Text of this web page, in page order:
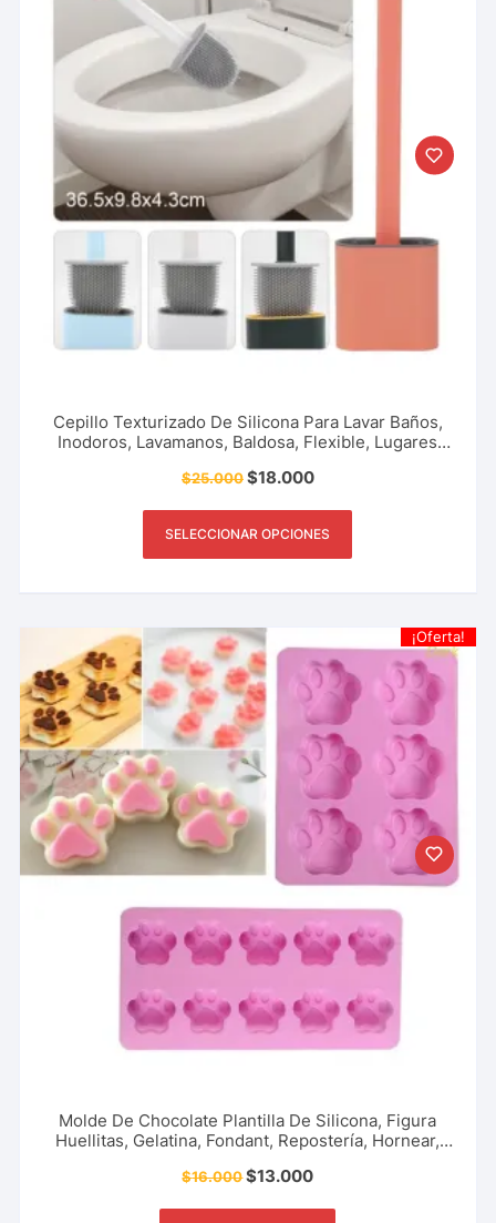
Cepillo Texturizado De Silicona Para Lavar Baños,
Inodoros, Lavamanos, Baldosa, Flexible, Lugares
Restaurante, Cafetería Y Más.
$25.000$18.000
SELECCIONAR OPCIONES
¡Oferta!
Molde De Chocolate Plantilla De Silicona, Figura
Huellitas, Gelatina, Fondant, Repostería, Hornear,
$16.000$13.000